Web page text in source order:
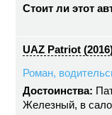
Стоит ли этот
UAZ Patriot
Роман,
Достоинства:
Железный, в